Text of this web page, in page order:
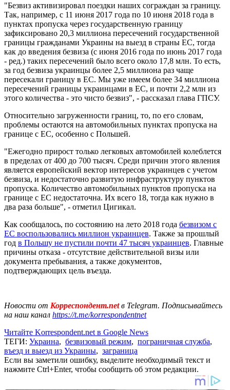
"Безвиз активизировал поездки наших сограждан за границу.
Так, например, с 11 июня 2017 года по 10 июня 2018 года в
пунктах пропуска через государственную границу
зафиксировано 20,3 миллиона пересечений государственной
границы гражданами Украины на выезд в страны ЕС, тогда
как до введения безвиза (с июня 2016 года по июнь 2017 года
- ред.) таких пересечений было всего около 17,8 млн. То есть,
за год безвиза украинцы более 2,5 миллиона раз чаще
пересекали границу в ЕС. Мы уже имеем более 34 миллиона
пересечений границы украинцами в ЕС, и почти 2,2 млн из
этого количества - это чисто безвиз", - рассказал глава ГПСУ.
Относительно загруженности границ, то, по его словам,
проблемы остаются на автомобильных пунктах пропуска на
границе с ЕС, особенно с Польшей.
"Ежегодно прирост только легковых автомобилей колеблется
в пределах от 400 до 700 тысяч. Среди причин этого явления
является европейский вектор интересов украинцев с учетом
безвиза, и недостаточно развитую инфраструктуру пунктов
пропуска. Количество автомобильных пунктов пропуска на
границе с ЕС недостаточна. Их всего 18, тогда как нужно в
два раза больше", - отметил Цигикал.
Как сообщалось, по состоянию на лето 2018 года безвизом с
ЕС воспользовались миллион украинцев. Также за прошлый
год в Польшу не пустили почти 47 тысяч украинцев. Главные
причины отказа - отсутствие действительной визы или
документа пребывания, а также документов,
подтверждающих цель въезда.
Новости от Корреспондент.netв Telegram. Подписывайтесь
на наш канал https://t.me/korrespondentnet
Читайте Korrespondent.net в Google News
ТЕГИ: Украина, безвизовый режим, пограничная служба,
въезд и выезд из Украины, заграница
Если вы заметили ошибку, выделите необходимый текст и
нажмите Ctrl+Enter, чтобы сообщить об этом редакции.